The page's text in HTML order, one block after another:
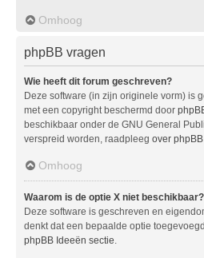
Omhoog
phpBB vragen
Wie heeft dit forum geschreven?
Deze software (in zijn originele vorm) is
met een copyright beschermd door
beschikbaar onder de GNU General
verspreid worden, raadpleeg over phpBB
Omhoog
Waarom is de optie X niet beschikbaar?
Deze software is geschreven en
denkt dat een bepaalde optie
phpBB Ideeën sectie.